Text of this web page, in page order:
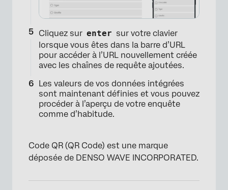
Cliquez sur enter sur votre clavier
lorsque vous êtes dans la barre d’URL
pour accéder à l’URL nouvellement créée
avec les chaînes de requête ajoutées.
Les valeurs de vos données intégrées
sont maintenant définies et vous pouvez
procéder à l’aperçu de votre enquête
comme d’habitude.
Code QR (QR Code) est une marque
déposée de DENSO WAVE INCORPORATED.